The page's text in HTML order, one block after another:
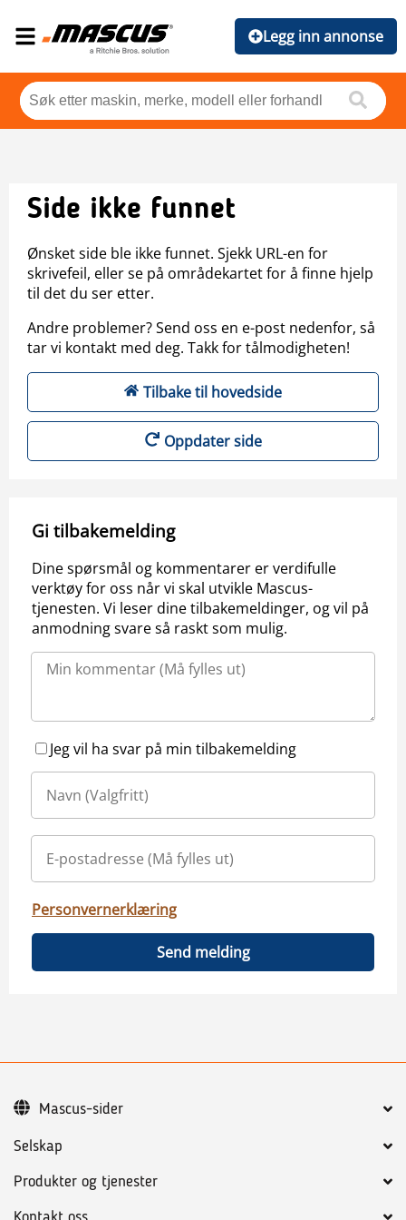
Legg inn annonse
Side ikke funnet
Ønsket side ble ikke funnet. Sjekk URL-en for
skrivefeil, eller se på områdekartet for å finne hjelp
til det du ser etter.
Andre problemer? Send oss en e-post nedenfor, så
tar vi kontakt med deg. Takk for tålmodigheten!
Tilbake til hovedside
Oppdater side
Gi tilbakemelding
Dine spørsmål og kommentarer er verdifulle
verktøy for oss når vi skal utvikle Mascus-
tjenesten. Vi leser dine tilbakemeldinger, og vil på
anmodning svare så raskt som mulig.
Jeg vil ha svar på min tilbakemelding
Personvernerklæring
Send melding
Selskap
Produkter og tjenester
Mascus-sider